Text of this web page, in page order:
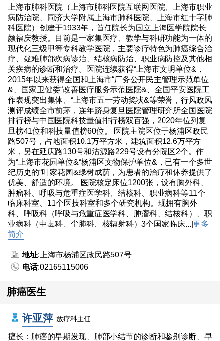
上海市肺科医院（上海市肺科医院互联网医院、上海市职业
病防治院、同济大学附属上海市肺科医院、上海市红十字肺
科医院）创建于1933年，首任院长为国立上海医学院院长
颜福庆教授。目前是一家集医疗、教学与科研功能为一体的
现代化三级甲等专科教学医院，主要诊疗特色为肺癌综合治
疗、疑难肺部疾病诊治、结核病防治、职业病防控及其他相
关疾病的诊断和治疗。医院连续获得“上海市文明单位&，
2015年以来获得全国和上海市“厂务公开民主管理示范单位
&、国家卫健委“改善医疗服务示范医院&、全国平安医院工
作表现突出集体、“上海市五一劳动奖状&等荣誉，行风政风
测评成绩全市前茅，连年跻身复旦医院管理研究所全国医院
排行榜与中国医院科技量值排行榜双百强，2020年位列复
旦榜41位和科技量值榜60位。 医院主院区位于杨浦区政民
路507号，占地面积10.1万平方米，建筑面积12.6万平方
米，另在延庆路130号和沽源路229号设有分院区2个。作
为“上海市花园单位&“杨浦区文物保护单位&，已有一个多世
纪历史的“叶家花园&绿树成荫，为患者的治疗和休养提供了
优美、舒适的环境。 医院核定床位1200张，设有胸外科、
肿瘤科、呼吸与危重症医学科、结核科、职业病科等11个
临床科室、11个医技科室和多个研究机构。现拥有胸外
科、呼吸科（呼吸与危重症医学科、肿瘤科、结核科）、职
业病科（中毒科、尘肺科、核辐射科）3个国家临床...| 更多
简介
地址:上海市杨浦区政民路507号
电话:02165115006
肺癌医生
许亚萍 放疗科主任
擅长：肺癌的早期发现、肺部小结节的诊断和鉴别诊断、早